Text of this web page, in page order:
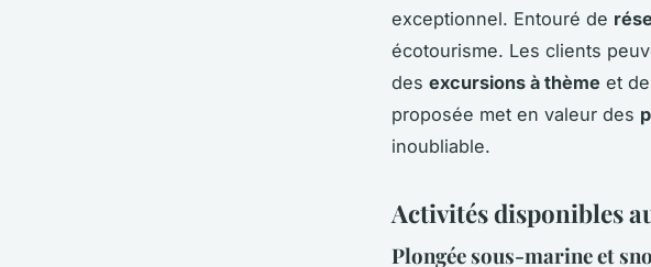
exceptionnel. Entouré de
écotourisme. Les clients
des excursions à thème et
proposée met en valeur des
inoubliable.
Activités disponibles
Plongée sous-marine et